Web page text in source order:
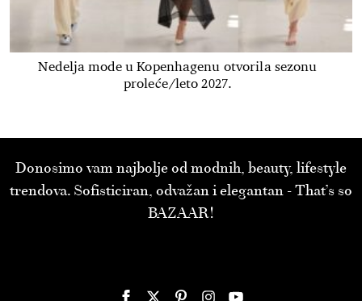
Nedelja mode u Kopenhagenu otvorila sezonu
proleće/leto 2027.
Donosimo vam najbolje od modnih, beauty, lifestyle
trendova. Sofisticiran, odvažan i elegantan - That’s so
BAZAAR!